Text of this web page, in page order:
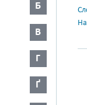
Б
В
Г
Ґ